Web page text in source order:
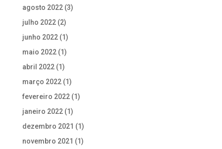
agosto 2022(3)
julho 2022(2)
junho 2022(1)
maio 2022(1)
abril 2022(1)
março 2022(1)
fevereiro 2022(1)
janeiro 2022(1)
dezembro 2021 (1)
novembro 2021 (1)